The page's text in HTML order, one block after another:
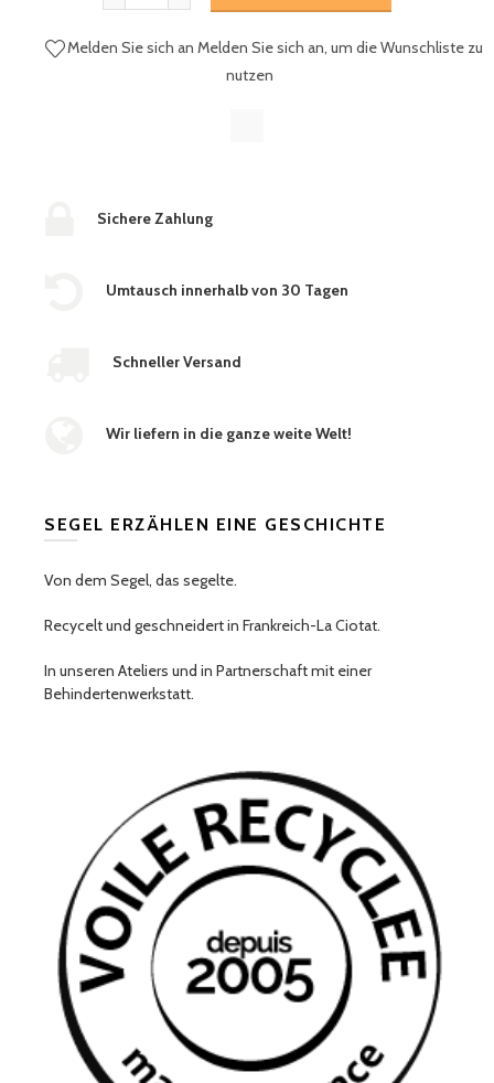
Melden Sie sich an Melden Sie sich an, um die Wunschliste zu
nutzen
Sichere Zahlung
Umtausch innerhalb von 30 Tagen
Schneller Versand
Wir liefern in die ganze weite Welt!
SEGEL ERZÄHLEN EINE GESCHICHTE
Von dem Segel, das segelte.
Recycelt und geschneidert in Frankreich-La Ciotat.
In unseren Ateliers und in Partnerschaft mit einer
Behindertenwerkstatt.